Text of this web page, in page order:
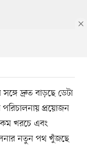
সঙ্গে দ্রুত বাড়ছে ডেটা
পরিচালনায় প্রয়োজন
কম খরচে এবং
নতুন পথ খুঁজছে